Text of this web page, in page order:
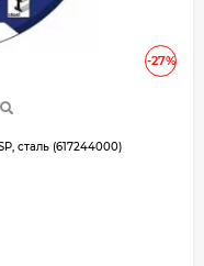
-27%
сталь (617244000)